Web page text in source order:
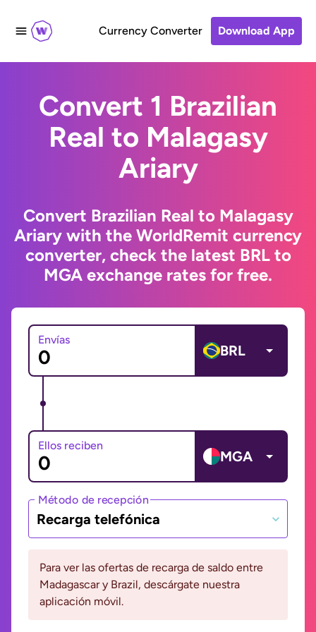
Currency Converter Download App
Convert 1 Brazilian
Real to Malagasy
Ariary
Convert Brazilian Real to Malagasy
Ariary with the WorldRemit currency
converter, check the latest BRL to
MGA exchange rates for free.
Envías
BRL
Ellos reciben
MGA
Método de recepción
Recarga telefónica
Para ver las ofertas de recarga de saldo entre
Madagascar y Brazil, descárgate nuestra
aplicación móvil.